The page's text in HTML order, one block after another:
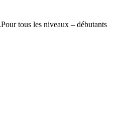
tous les niveaux – débutants